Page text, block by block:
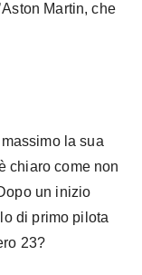
Martin, che
la sua
chiaro come non
un inizio
di primo pilota
23?